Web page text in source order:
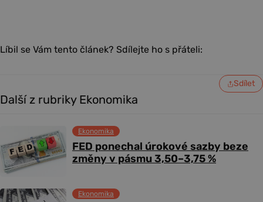
Líbil se Vám tento článek? Sdílejte ho s přáteli:
Sdílet
Další z rubriky Ekonomika
FED ponechal úrokové sazby beze
změny v pásmu 3,50–3,75 %
Ekonomika
Ekonomika